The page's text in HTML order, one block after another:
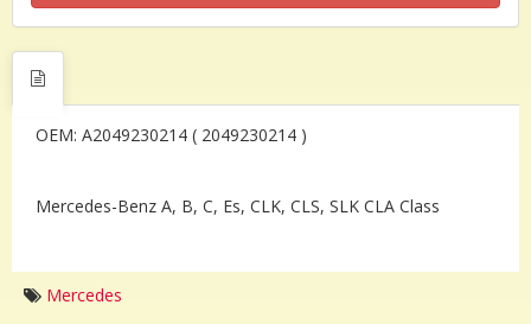
OEM: A2049230214 ( 2049230214 )
Mercedes-Benz A, B, C, Es, CLK, CLS, SLK CLA Class
Mercedes